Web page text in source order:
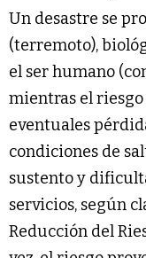
Un desastre se
(terremoto),
el ser humano
mientras el
eventuales
condiciones de
sustento y
servicios, según
Reducción del